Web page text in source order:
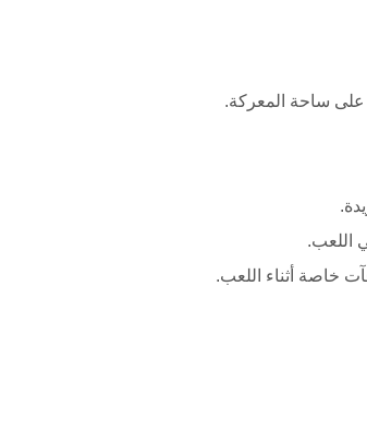
على ساحة المعركة.
اللعب.
خاصة أثناء اللعب.